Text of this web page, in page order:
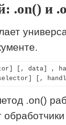
.on() и
[, data] ,
[,
.on()